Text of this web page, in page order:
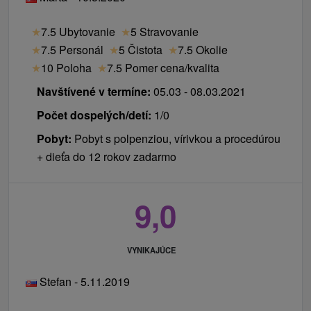
Internet:WiFi pripojenie v celom hoteli.
Zvieratá:
V hoteli je možné aj ubytovanie so
zvieraťom za poplatok.
Check in/ Check out:
14:00 hod. / 10:00 hod.
★7.5 Ubytovanie ★5 Stravovanie
★7.5 Personál ★5 Čistota ★7.5 Okolie
★10 Poloha ★7.5 Pomer cena/kvalita
Navštívené v termíne: 05.03 - 08.03.2021
Počet dospelých/detí: 1/0
Pobyt: Pobyt s polpenziou, vírivkou a procedúrou
+ dieťa do 12 rokov zadarmo
9,0
VYNIKAJÚCE
Stefan - 5.11.2019